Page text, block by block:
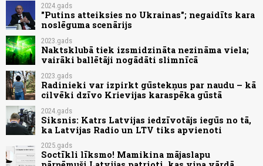
2024.gads
"Putins atteiksies no Ukrainas"; negaidīts kara
noslēguma scenārijs
2023.gads
Naktsklubā tiek izsmidzināta nezināma viela;
vairāki ballētāji nogādāti slimnīcā
2023.gads
Radinieki var izpirkt gūstekņus par naudu – kā
cilvēki dzīvo Krievijas karaspēka gūstā
2024.gads
Siksnis: Katrs Latvijas iedzīvotājs iegūs no tā,
ka Latvijas Radio un LTV tiks apvienoti
2025.gads
Soctīkli līksmo! Mamikina mājaslapu